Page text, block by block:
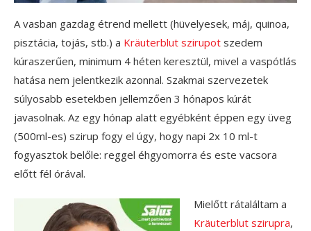
A vasban gazdag étrend mellett (hüvelyesek, máj, quinoa,
pisztácia, tojás, stb.) a Kräuterblut szirupot szedem
kúraszerűen, minimum 4 héten keresztül, mivel a vaspótlás
hatása nem jelentkezik azonnal. Szakmai szervezetek
súlyosabb esetekben jellemzően 3 hónapos kúrát
javasolnak. Az egy hónap alatt egyébként éppen egy üveg
(500ml-es) szirup fogy el úgy, hogy napi 2x 10 ml-t
fogyasztok belőle: reggel éhgyomorra és este vacsora
előtt fél órával.
Mielőtt rátaláltam a
Kräuterblut szirupra,